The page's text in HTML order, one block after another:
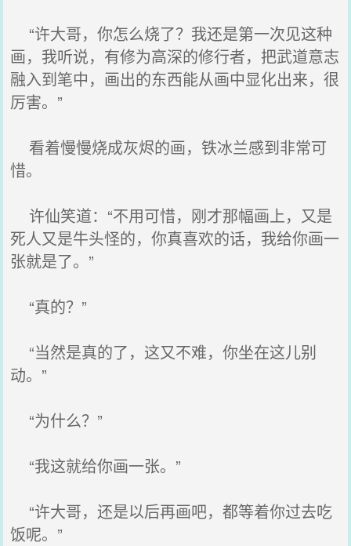
“许大哥，你怎么烧了？我还是第一次见这种
画，我听说，有修为高深的修行者，把武道意志
融入到笔中，画出的东西能从画中显化出来，很
厉害。”
看着慢慢烧成灰烬的画，铁冰兰感到非常可
惜。
许仙笑道：“不用可惜，刚才那幅画上，又是
死人又是牛头怪的，你真喜欢的话，我给你画一
张就是了。”
“真的？”
“当然是真的了，这又不难，你坐在这儿别
动。”
“为什么？”
“我这就给你画一张。”
“许大哥，还是以后再画吧，都等着你过去吃
饭呢。”